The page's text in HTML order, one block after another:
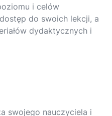
i celów
do swoich lekcji, a
dydaktycznych i
swojego nauczyciela i